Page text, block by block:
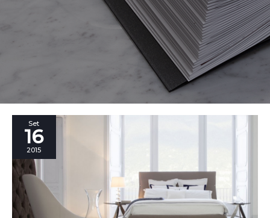
Set
16
2015
Letto
Sorbonne:
l’eccellenza
Made
by
BertO